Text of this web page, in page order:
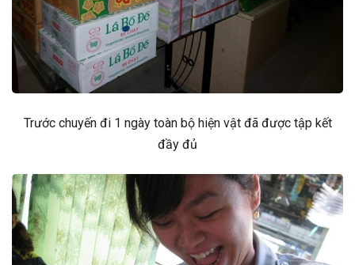
Trước chuyến đi 1 ngày toàn bộ hiện vật đã được tập kết
đầy đủ